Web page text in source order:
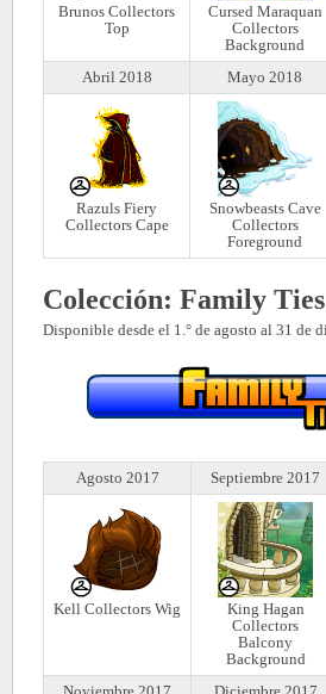
Brunos Collectors
Top
Cursed Maraquan
Collectors
Background
Abril 2018 Mayo 2018
Razuls Fiery
Collectors Cape
Snowbeasts Cave
Collectors
Foreground
Colección: Family Ties
Disponible desde el 1.° de agosto al 31 de
Agosto 2017 Septiembre 2017
Kell Collectors Wig
King Hagan
Collectors
Balcony
Background